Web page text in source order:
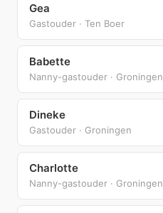
Gea
Gastouder · Ten Boer
Babette
Nanny-gastouder · Groningen
Dineke
Gastouder · Groningen
Charlotte
Nanny-gastouder · Groningen